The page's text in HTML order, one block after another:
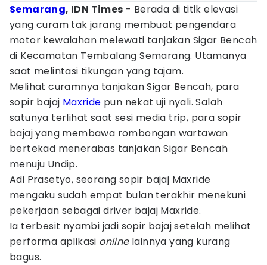
Semarang, IDN Times - Berada di titik elevasi
yang curam tak jarang membuat pengendara
motor kewalahan melewati tanjakan Sigar Bencah
di Kecamatan Tembalang Semarang. Utamanya
saat melintasi tikungan yang tajam.
Melihat curamnya tanjakan Sigar Bencah, para
sopir bajaj Maxride pun nekat uji nyali. Salah
satunya terlihat saat sesi media trip, para sopir
bajaj yang membawa rombongan wartawan
bertekad menerabas tanjakan Sigar Bencah
menuju Undip.
Adi Prasetyo, seorang sopir bajaj Maxride
mengaku sudah empat bulan terakhir menekuni
pekerjaan sebagai driver bajaj Maxride.
Ia terbesit nyambi jadi sopir bajaj setelah melihat
performa aplikasi onlinelainnya yang kurang
bagus.